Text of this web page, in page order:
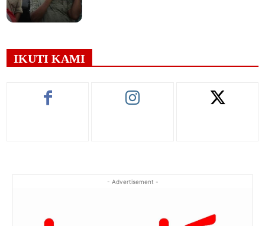
IKUTI KAMI
- Advertisement -